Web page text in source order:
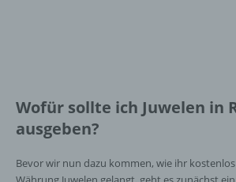
Wofür sollte ich Juwelen in
ausgeben?
Bevor wir nun dazu kommen, wie ihr